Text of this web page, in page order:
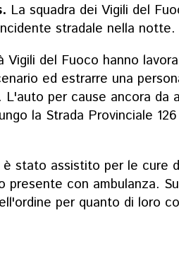
La squadra dei Vigili del
stradale nella notte.
Vigili del Fuoco hanno
ed estrarre una
L'auto per cause ancora da
la Strada Provinciale
è stato assistito per le cure
presente con ambulanza.
per quanto di loro